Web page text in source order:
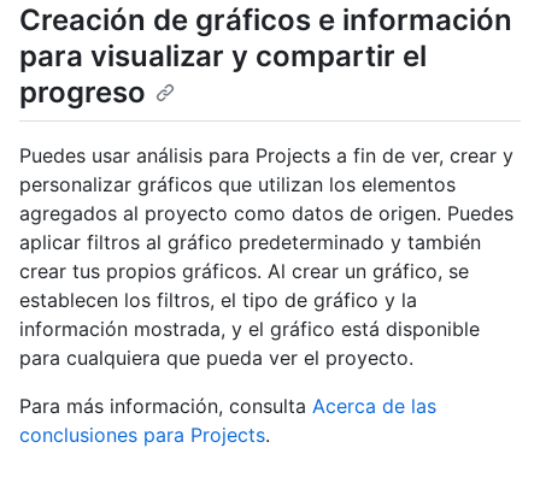
Creación de gráficos e información
para visualizar y compartir el
progreso
Puedes usar análisis para Projects a fin de ver, crear y
personalizar gráficos que utilizan los elementos
agregados al proyecto como datos de origen. Puedes
aplicar filtros al gráfico predeterminado y también
crear tus propios gráficos. Al crear un gráfico, se
establecen los filtros, el tipo de gráfico y la
información mostrada, y el gráfico está disponible
para cualquiera que pueda ver el proyecto.
Para más información, consulta Acerca de las
conclusiones para Projects.